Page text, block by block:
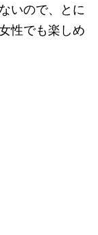
いので、とに
性でも楽しめ